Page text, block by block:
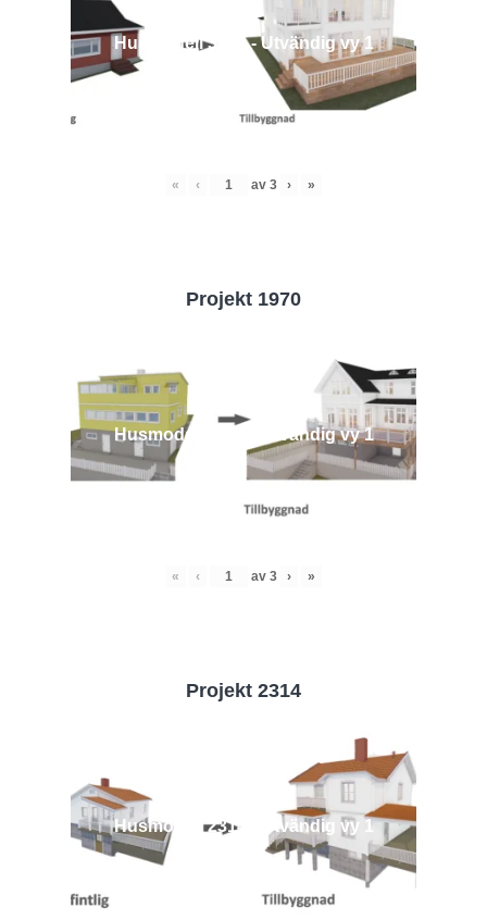
Husmodell 3104 - Utvändig vy 1
« ‹ av 3 › »
Projekt 1970
Husmodell 1970 - Utvändig vy 1
« ‹ av 3 › »
Projekt 2314
Husmodell 2314 - Utvändig vy 1